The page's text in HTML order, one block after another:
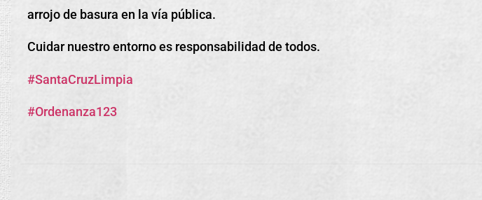
arrojo de basura en la vía pública.
Cuidar nuestro entorno es responsabilidad de todos.
#SantaCruzLimpia
#Ordenanza123